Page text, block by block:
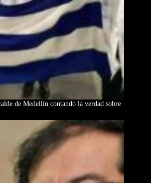
de Medellín contando la verdad sobre